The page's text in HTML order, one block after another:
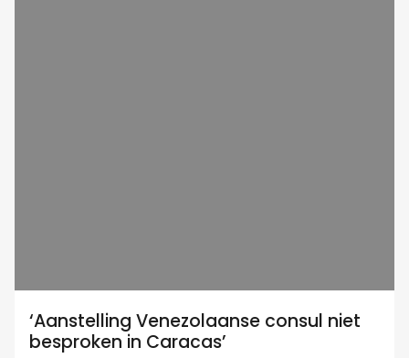
‘Aanstelling Venezolaanse consul niet
besproken in Caracas’